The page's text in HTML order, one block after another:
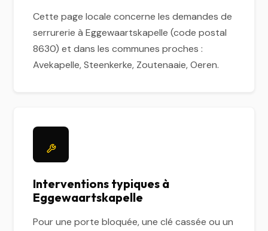
Cette page locale concerne les demandes de
serrurerie à Eggewaartskapelle (code postal
8630) et dans les communes proches :
Avekapelle, Steenkerke, Zoutenaaie, Oeren.
Interventions typiques à
Eggewaartskapelle
Pour une porte bloquée, une clé cassée ou un